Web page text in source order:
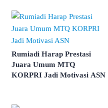
Rumiadi Harap Prestasi
Juara Umum MTQ
KORPRI Jadi Motivasi ASN